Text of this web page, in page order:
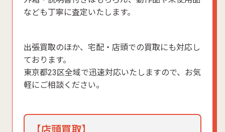
なども丁寧に査定いたします。
出張買取のほか、宅配・店頭での買取にも対応し
ております。
東京都23区全域で迅速対応いたしますので、お気
軽にご相談ください。